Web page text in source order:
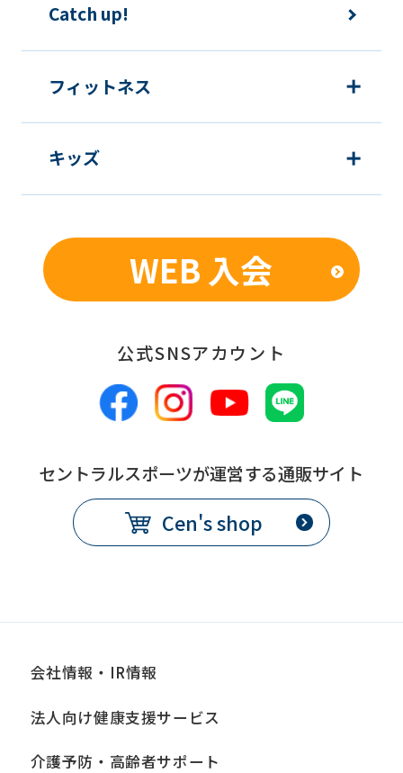
Catch up!
フィットネス
キッズ
WEB 入会
公式SNSアカウント
セントラルスポーツが運営する通販サイト
Cen's shop
会社情報・IR情報
法人向け健康支援サービス
介護予防・高齢者サポート